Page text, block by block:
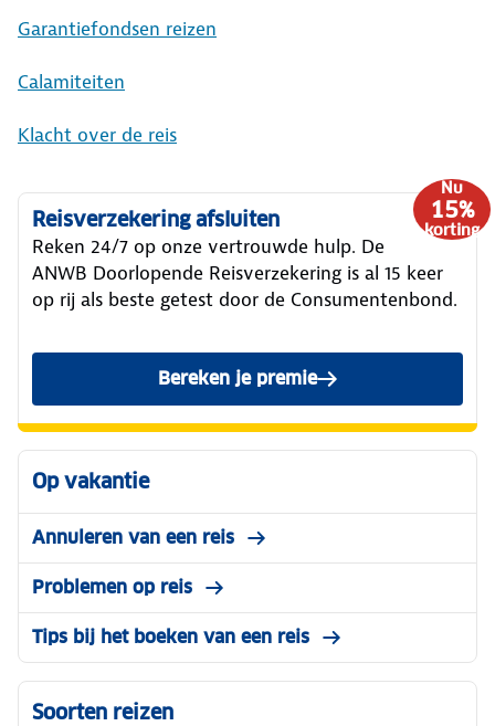
Garantiefondsen reizen
Calamiteiten
Klacht over de reis
Nu
15%
korting
Reisverzekering afsluiten
Reken 24/7 op onze vertrouwde hulp. De
ANWB Doorlopende Reisverzekering is al 15 keer
op rij als beste getest door de Consumentenbond.
Bereken je premie
van de ANWB
Op vakantie
Annuleren van een reis
Problemen op reis
Tips bij het boeken van een reis
Soorten reizen